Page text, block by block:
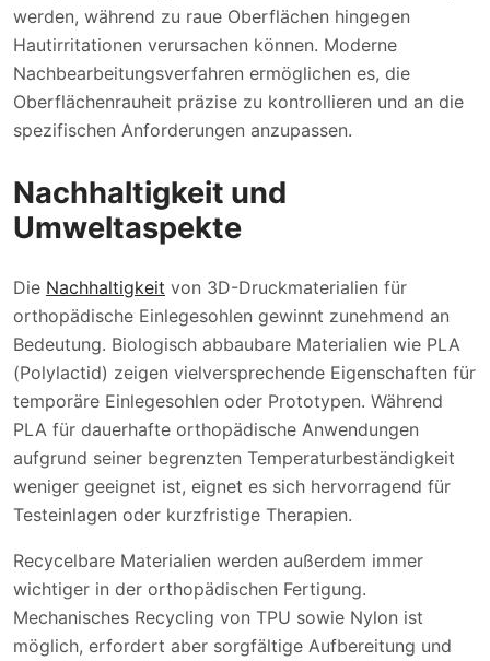
werden, während zu raue Oberflächen hingegen
Hautirritationen verursachen können. Moderne
Nachbearbeitungsverfahren ermöglichen es, die
Oberflächenrauheit präzise zu kontrollieren und an die
spezifischen Anforderungen anzupassen.
Nachhaltigkeit und
Umweltaspekte
Die Nachhaltigkeit von 3D-Druckmaterialien für
orthopädische Einlegesohlen gewinnt zunehmend an
Bedeutung. Biologisch abbaubare Materialien wie PLA
(Polylactid) zeigen vielversprechende Eigenschaften für
temporäre Einlegesohlen oder Prototypen. Während
PLA für dauerhafte orthopädische Anwendungen
aufgrund seiner begrenzten Temperaturbeständigkeit
weniger geeignet ist, eignet es sich hervorragend für
Testeinlagen oder kurzfristige Therapien.
Recycelbare Materialien werden außerdem immer
wichtiger in der orthopädischen Fertigung.
Mechanisches Recycling von TPU sowie Nylon ist
möglich, erfordert aber sorgfältige Aufbereitung und